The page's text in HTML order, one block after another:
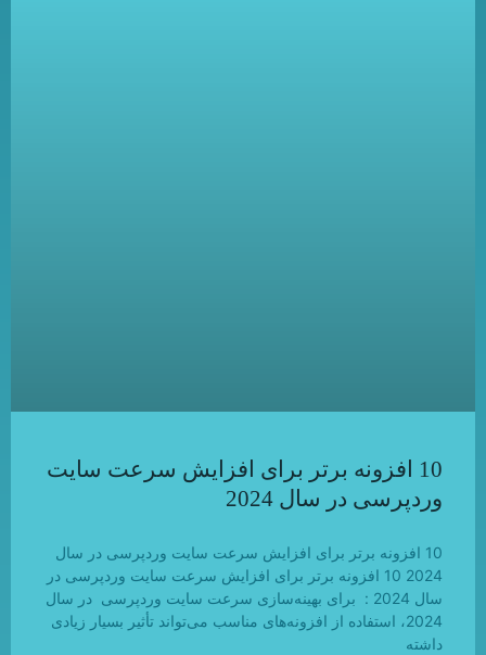
10 افزونه برتر برای افزایش سرعت سایت
وردپرسی در سال 2024
10 افزونه برتر برای افزایش سرعت سایت وردپرسی در سال
2024 10 افزونه برتر برای افزایش سرعت سایت وردپرسی در
سال 2024 : برای بهینه‌سازی سرعت سایت وردپرسی در سال
2024، استفاده از افزونه‌های مناسب می‌تواند تأثیر بسیار زیادی
داشته